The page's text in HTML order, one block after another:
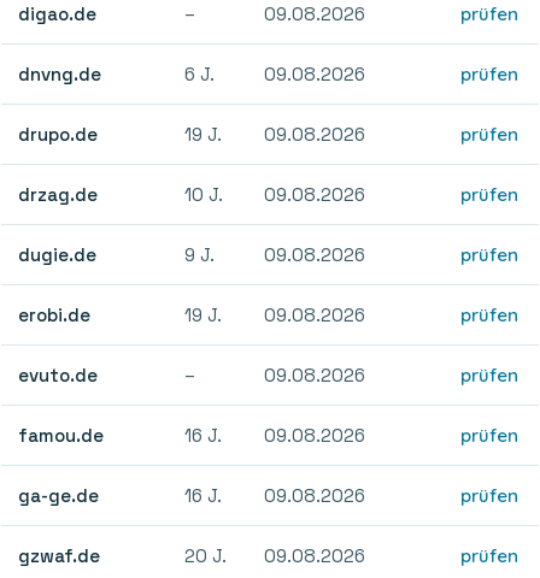
digao.de – 09.08.2026 prüfen
dnvng.de 6 J. 09.08.2026 prüfen
drupo.de 19 J. 09.08.2026 prüfen
drzag.de 10 J. 09.08.2026 prüfen
dugie.de 9 J. 09.08.2026 prüfen
erobi.de 19 J. 09.08.2026 prüfen
evuto.de – 09.08.2026 prüfen
famou.de 16 J. 09.08.2026 prüfen
ga-ge.de 16 J. 09.08.2026 prüfen
gzwaf.de 20 J. 09.08.2026 prüfen